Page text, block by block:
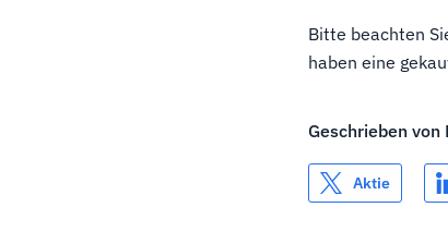
Bitte beachten
haben eine
Geschrieben von
Aktie